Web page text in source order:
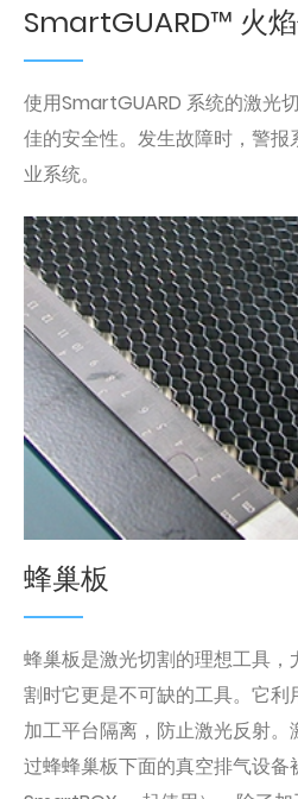
SmartGUARD™ 火
使用SmartGUARD 系统的激光
佳的安全性。发生故障时，警
业系统。
蜂巢板
蜂巢板是激光切割的理想工具
割时它更是不可缺的工具。它
加工平台隔离，防止激光反射
过蜂蜂巢板下面的真空排气设备